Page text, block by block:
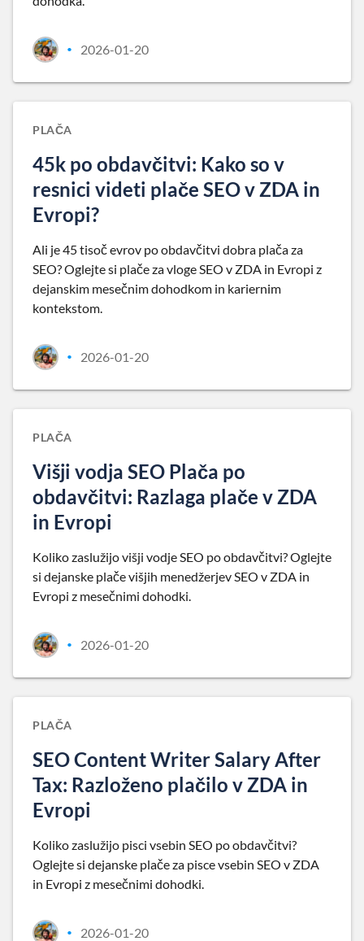
• 2026-01-20
PLAČA
45k po obdavčitvi: Kako so v
resnici videti plače SEO v ZDA in
Evropi?
Ali je 45 tisoč evrov po obdavčitvi dobra plača za
SEO? Oglejte si plače za vloge SEO v ZDA in Evropi z
dejanskim mesečnim dohodkom in kariernim
kontekstom.
• 2026-01-20
PLAČA
Višji vodja SEO Plača po
obdavčitvi: Razlaga plače v ZDA
in Evropi
Koliko zaslužijo višji vodje SEO po obdavčitvi? Oglejte
si dejanske plače višjih menedžerjev SEO v ZDA in
Evropi z mesečnimi dohodki.
• 2026-01-20
PLAČA
SEO Content Writer Salary After
Tax: Razloženo plačilo v ZDA in
Evropi
Koliko zaslužijo pisci vsebin SEO po obdavčitvi?
Oglejte si dejanske plače za pisce vsebin SEO v ZDA
in Evropi z mesečnimi dohodki.
• 2026-01-20